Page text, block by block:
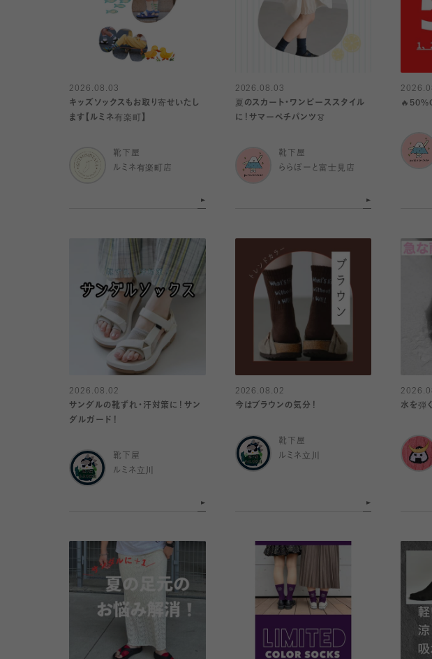
2026.08.03
キッズソックスもお取り寄せいたし
ます【ルミネ有楽町】
靴下屋
ルミネ有楽町店
2026.08.03
夏のスカート・ワンピーススタイル
に！サマーペチパンツ👗
靴下屋
ららぽーと富士見店
2026.08.02
サンダルの靴ずれ・汗対策に！サン
ダルガード！
靴下屋
ルミネ立川
2026.08.02
今はブラウンの気分！
靴下屋
ルミネ立川
水を弾